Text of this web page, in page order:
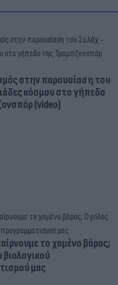
στην παρουσίαση του
κόσμου στο γήπεδο
(video)
το χαμένο βάρος;
μας